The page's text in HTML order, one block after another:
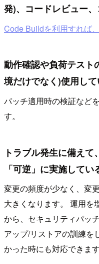
発)、コードレビュー
Code Buildを利用すれば
動作確認や負荷テスト
境だけでなく)使用し
パッチ適用時の検証など
す。
トラブル発生に備えて
「可逆」に実施してい
変更の頻度が少なく、変
大きくなります。 運用を
から、セキュリティパッ
アップ/リストアの訓練を
かった時にも対応できます